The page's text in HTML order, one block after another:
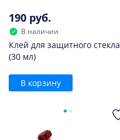
190 руб.
В наличии
Клей для защитного стекла
(30 мл)
В корзину